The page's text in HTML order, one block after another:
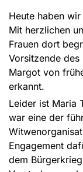
Heute haben
Mit herzlichen
Frauen dort
Vorsitzende des
Margot von
erkannt.
Leider ist Maria
war eine der
Engagement
dem